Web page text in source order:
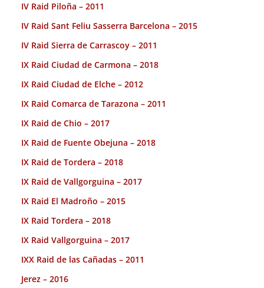
IV Raid Piloña – 2011
IV Raid Sant Feliu Sasserra Barcelona – 2015
IV Raid Sierra de Carrascoy – 2011
IX Raid Ciudad de Carmona – 2018
IX Raid Ciudad de Elche – 2012
IX Raid Comarca de Tarazona – 2011
IX Raid de Chio – 2017
IX Raid de Fuente Obejuna – 2018
IX Raid de Tordera – 2018
IX Raid de Vallgorguina – 2017
IX Raid El Madroño – 2015
IX Raid Tordera – 2018
IX Raid Vallgorguina – 2017
IXX Raid de las Cañadas – 2011
Jerez – 2016